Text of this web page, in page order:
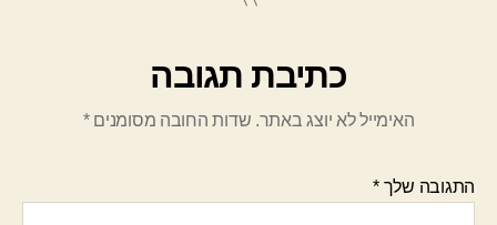
כתיבת תגובה
האימייל לא יוצג באתר. שדות החובה מסומנים*
התגובה שלך*